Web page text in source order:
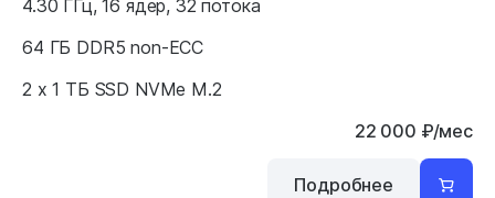
4.30 ГГц, 16 ядер, 32 потока
64 ГБ DDR5 non-ECC
2 x 1 ТБ SSD NVMe M.2
22 000 ₽/мес
Подробнее